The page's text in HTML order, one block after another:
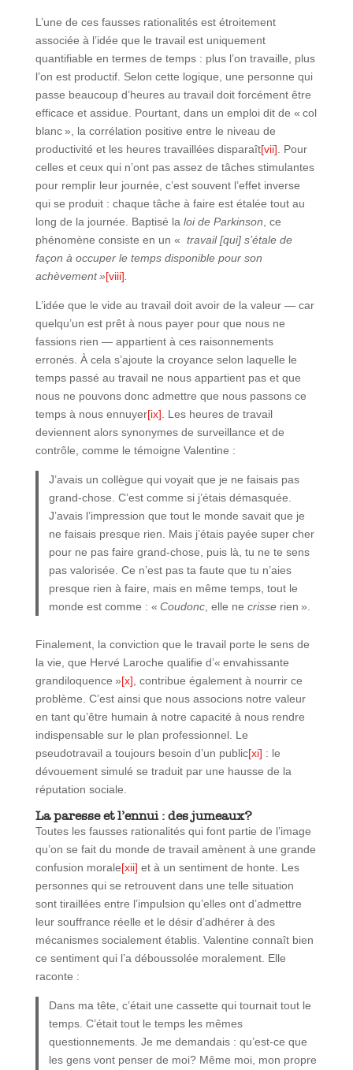
L’une de ces fausses rationalités est étroitement
associée à l’idée que le travail est uniquement
quantifiable en termes de temps : plus l’on travaille, plus
l’on est productif. Selon cette logique, une personne qui
passe beaucoup d’heures au travail doit forcément être
efficace et assidue. Pourtant, dans un emploi dit de « col
blanc », la corrélation positive entre le niveau de
productivité et les heures travaillées disparaît[vii] . Pour
celles et ceux qui n’ont pas assez de tâches stimulantes
pour remplir leur journée, c’est souvent l’effet inverse
qui se produit : chaque tâche à faire est étalée tout au
long de la journée. Baptisé la loi de Parkinson , ce
phénomène consiste en un « travail [qui] s’étale de
façon à occuper le temps disponible pour son
achèvement »[viii]
L’idée que le vide au travail doit avoir de la valeur — car
quelqu’un est prêt à nous payer pour que nous ne
fassions rien — appartient à ces raisonnements
erronés. À cela s’ajoute la croyance selon laquelle le
temps passé au travail ne nous appartient pas et que
nous ne pouvons donc admettre que nous passons ce
temps à nous ennuyer[ix] . Les heures de travail
deviennent alors synonymes de surveillance et de
contrôle, comme le témoigne Valentine :
J’avais un collègue qui voyait que je ne faisais pas
grand-chose. C’est comme si j’étais démasquée.
J’avais l’impression que tout le monde savait que je
ne faisais presque rien. Mais j’étais payée super cher
pour ne pas faire grand-chose, puis là, tu ne te sens
pas valorisée. Ce n’est pas ta faute que tu n’aies
presque rien à faire, mais en même temps, tout le
monde est comme : «Coudonc , elle necrisse rien ».
Finalement, la conviction que le travail porte le sens de
la vie, que Hervé Laroche qualifie d’« envahissante
grandiloquence »[x] , contribue également à nourrir ce
problème. C’est ainsi que nous associons notre valeur
en tant qu’être humain à notre capacité à nous rendre
indispensable sur le plan professionnel. Le
pseudotravail a toujours besoin d’un public[xi] : le
dévouement simulé se traduit par une hausse de la
réputation sociale.
La paresse et l’ennui : des jumeaux?
Toutes les fausses rationalités qui font partie de l’image
qu’on se fait du monde de travail amènent à une grande
confusion morale[xii] et à un sentiment de honte. Les
personnes qui se retrouvent dans une telle situation
sont tiraillées entre l’impulsion qu’elles ont d’admettre
leur souffrance réelle et le désir d’adhérer à des
mécanismes socialement établis. Valentine connaît bien
ce sentiment qui l’a déboussolée moralement. Elle
raconte :
Dans ma tête, c’était une cassette qui tournait tout le
temps. C’était tout le temps les mêmes
questionnements. Je me demandais : qu’est-ce que
les gens vont penser de moi? Même moi, mon propre